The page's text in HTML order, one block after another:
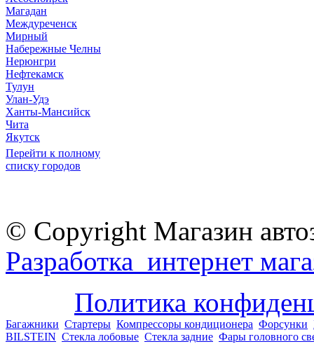
Магадан
Междуреченск
Мирный
Набережные Челны
Нерюнгри
Нефтекамск
Тулун
Улан-Удэ
Ханты-Мансийск
Чита
Якутск
Перейти к полному
списку городов
© Copyright Магазин
Разработка интернет
Политика
Багажники Стартеры Компрессоры кондиционера Форсунки
BILSTEIN Стекла лобовые Стекла задние Фары головного